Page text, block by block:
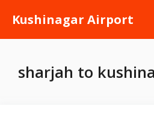
content
Kushinagar Airport
sharjah to